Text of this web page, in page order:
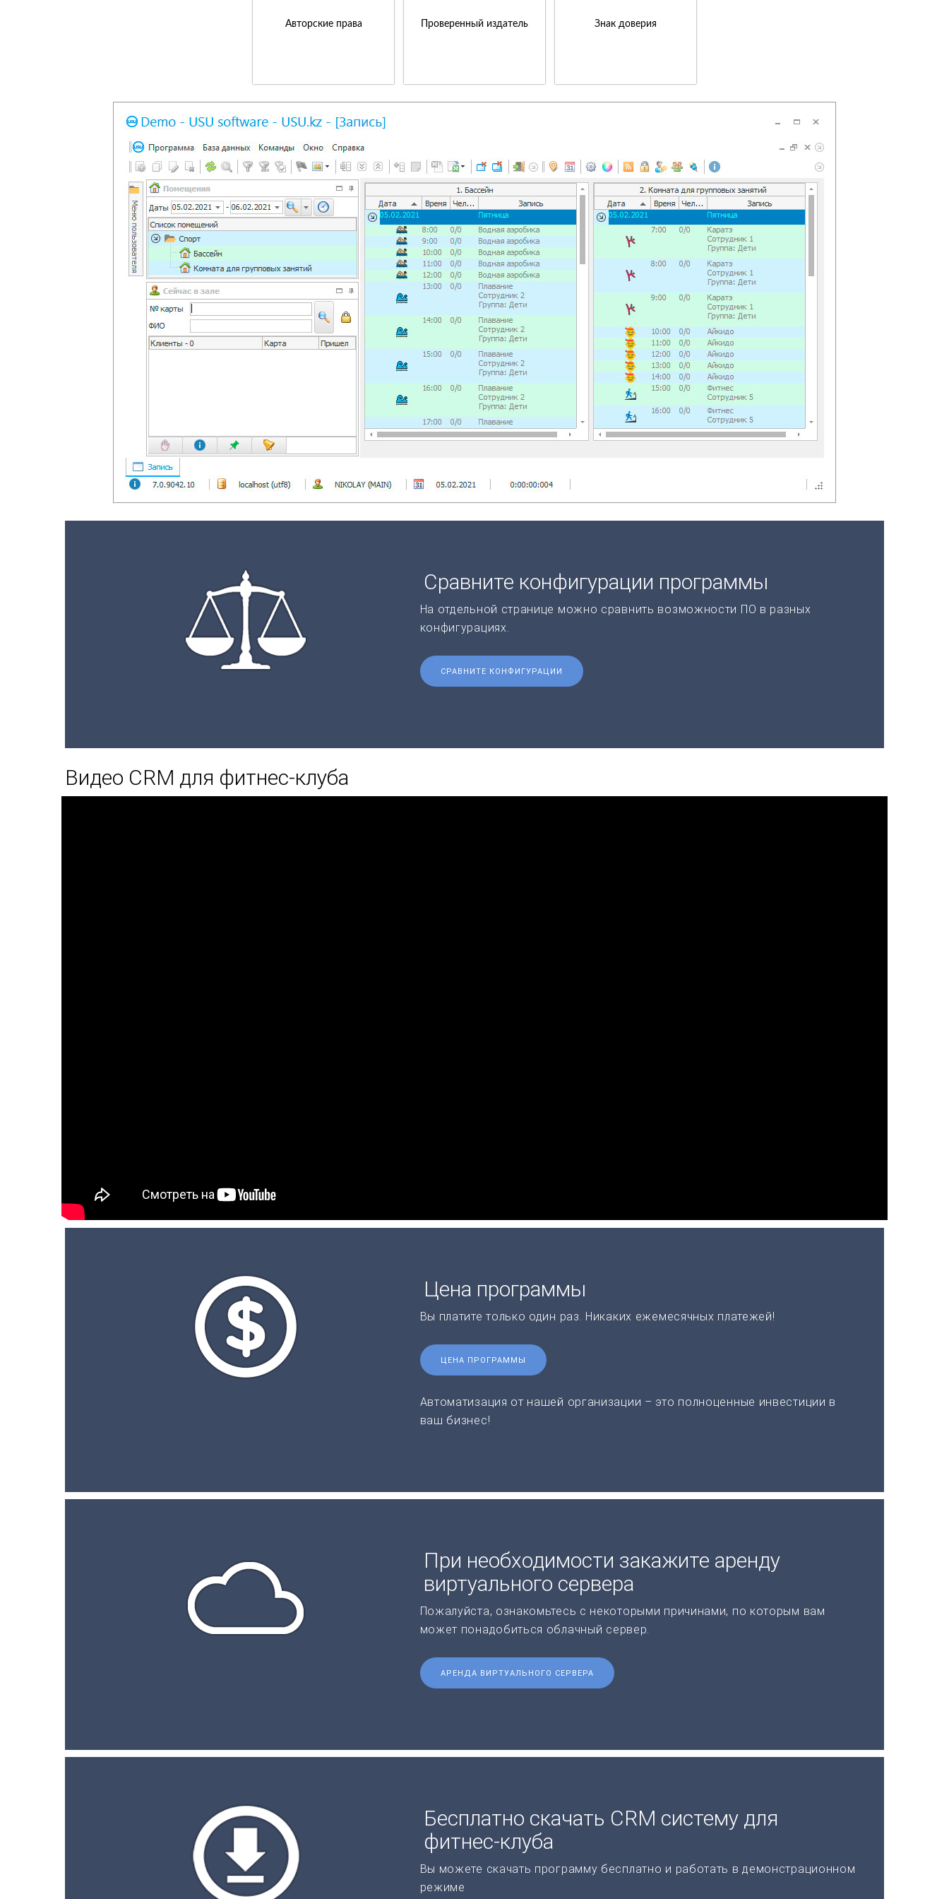
Авторские права Проверенный издатель Знак доверия
Сравните конфигурации программы
На отдельной странице можно сравнить возможности ПО в разных
конфигурациях.
СРАВНИТЕ КОНФИГУРАЦИИ
Видео CRM для фитнес-клуба
Цена программы
Вы платите только один раз. Никаких ежемесячных платежей!
ЦЕНА ПРОГРАММЫ
Автоматизация от нашей организации – это полноценные инвестиции в
ваш бизнес!
При необходимости закажите аренду
виртуального сервера
Пожалуйста, ознакомьтесь с некоторыми причинами, по которым вам
может понадобиться облачный сервер.
АРЕНДА ВИРТУАЛЬНОГО СЕРВЕРА
Бесплатно скачать CRM систему для
фитнес-клуба
Вы можете скачать программу бесплатно и работать в демонстрационном
режиме